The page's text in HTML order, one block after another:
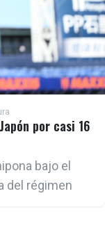
por casi 16
bajo el
del régimen